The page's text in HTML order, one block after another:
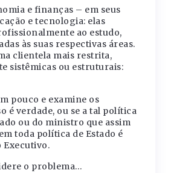
e finanças – em seus
e tecnologia: elas
ao estudo,
às suas respectivas áreas.
clientela mais restrita,
sistêmicas ou estruturais:
pouco e examine os
é verdade, ou se a tal política
ou do ministro que assim
toda política de Estado é
Executivo.
o problema…